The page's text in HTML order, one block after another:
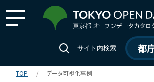
サイト内検索 都
TOP データ可視化事例